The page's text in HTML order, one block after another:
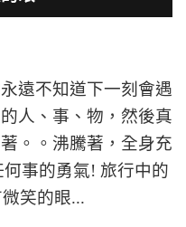
遠不知道下一刻會遇
人、事、物，然後真
。。沸騰著，全身充
事的勇氣! 旅行中的
笑的眼...